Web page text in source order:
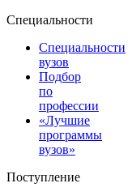
Специальности
Специальности
вузов
Подбор
по
профессии
«Лучшие
программы
вузов»
Поступление